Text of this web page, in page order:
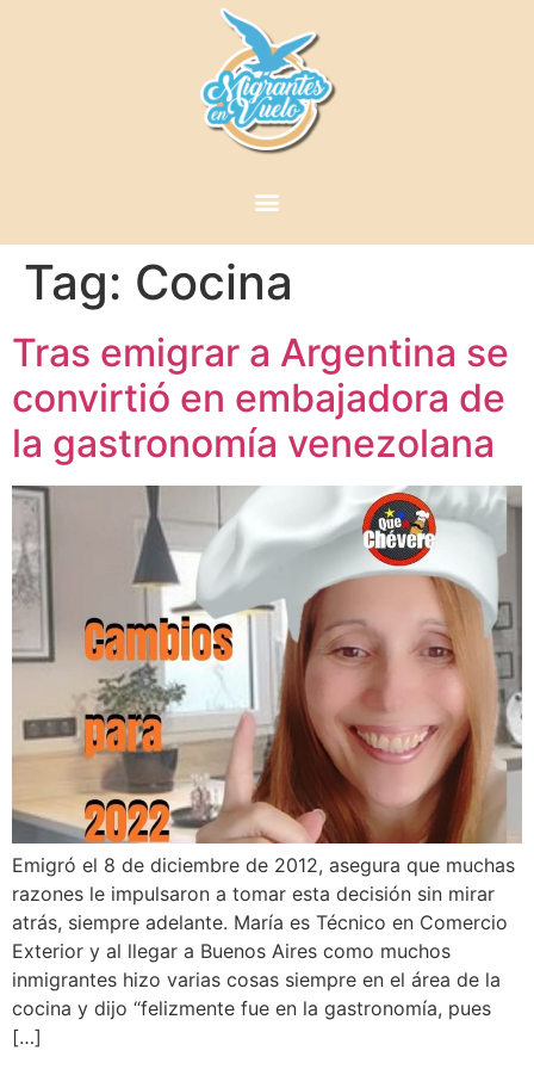
Tag: Cocina
Tras emigrar a Argentina se
convirtió en embajadora de
la gastronomía venezolana
Emigró el 8 de diciembre de 2012, asegura que muchas
razones le impulsaron a tomar esta decisión sin mirar
atrás, siempre adelante. María es Técnico en Comercio
Exterior y al llegar a Buenos Aires como muchos
inmigrantes hizo varias cosas siempre en el área de la
cocina y dijo “felizmente fue en la gastronomía, pues
[…]